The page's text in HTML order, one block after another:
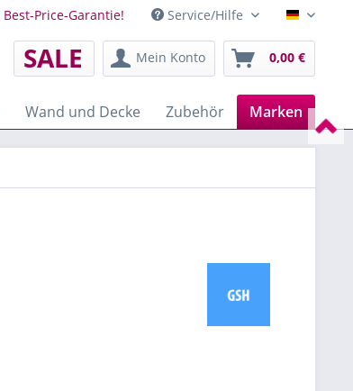
Best-Price-Garantie! Service/Hilfe Deutsch
SALE Mein Konto 0,00 €
Wand und Decke Zubehör Marken